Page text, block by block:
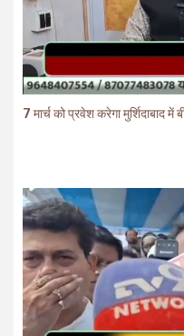
7 मार्च को प्रवेश करेगा मुर्शिदाबाद में